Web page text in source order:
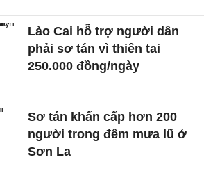
Lào Cai hỗ trợ người dân
phải sơ tán vì thiên tai
250.000 đồng/ngày
Sơ tán khẩn cấp hơn 200
người trong đêm mưa lũ ở
Sơn La